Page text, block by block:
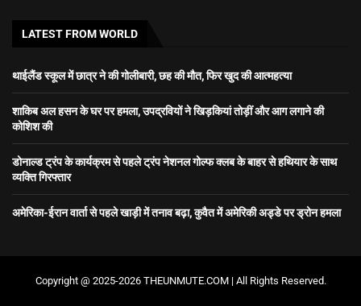
LATEST FROM WORLD
थाईलैंड स्कूल में छात्र ने की गोलीबारी, छह की मौत, फिर खुद की आत्महत्या
शाकिब अल हसन के घर पर हमला, उपद्रवियों ने खिड़कियां तोड़ीं और आग लगाने की
कोशिश की
डोनाल्ड ट्रंप के कार्यक्रम से पहले ट्रंप नेशनल गोल्फ क्लब के बाहर से हथियार के साथ
व्यक्ति गिरफ्तार
अमेरिका-ईरान वार्ता से पहले खाड़ी में तनाव बढ़ा, कुवैत में अमेरिकी अड्डे पर ड्रोन हमला
Copyright @ 2025-2026 THEUNMUTE.COM | All Rights Reserved.